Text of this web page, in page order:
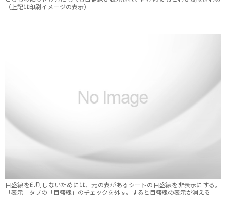
（上記は印刷イメージの表示）
目盛線を印刷しないためには、元の表があるシートの目盛線を非表示にする。
「表示」タブの「目盛線」のチェックを外す。すると目盛線の表示が消える